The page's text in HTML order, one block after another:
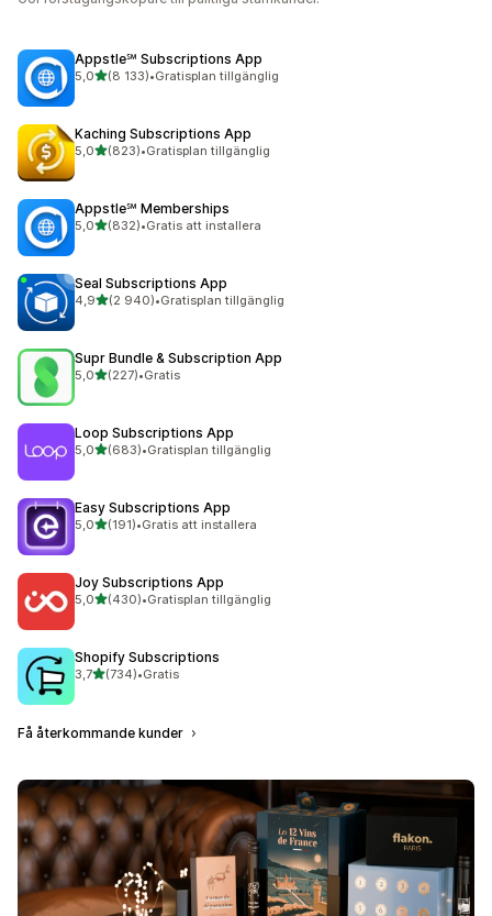
Appstle℠ Subscriptions App
5,0av 5 stjärnor
(8 133)
8133 recensioner totalt
•Gratisplan tillgänglig
Kaching Subscriptions App
5,0av 5 stjärnor
(823)
823 recensioner totalt
•Gratisplan tillgänglig
Appstle℠ Memberships
5,0av 5 stjärnor
(832)
832 recensioner totalt
•Gratis att installera
Seal Subscriptions App
4,9av 5 stjärnor
(2 940)
2940 recensioner totalt
•Gratisplan tillgänglig
Supr Bundle & Subscription App
5,0av 5 stjärnor
(227)
227 recensioner totalt
•Gratis
Loop Subscriptions App
5,0av 5 stjärnor
(683)
683 recensioner totalt
•Gratisplan tillgänglig
Easy Subscriptions App
5,0av 5 stjärnor
(191)
191 recensioner totalt
•Gratis att installera
Joy Subscriptions App
5,0av 5 stjärnor
(430)
430 recensioner totalt
•Gratisplan tillgänglig
Shopify Subscriptions
3,7av 5 stjärnor
(734)
734 recensioner totalt
•Gratis
Få återkommande kunder